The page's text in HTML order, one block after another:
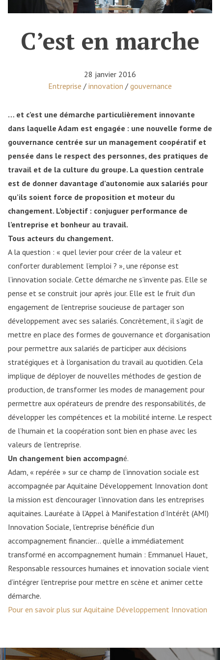
C’est en marche
28 janvier 2016
Posted in
Entreprise / innovation / gouvernance
… et c’est une démarche particulièrement innovante
dans laquelle Adam est engagée : une nouvelle forme de
gouvernance centrée sur un management coopératif et
pensée dans le respect des personnes, des pratiques de
travail et de la culture du groupe. La question centrale
est de donner davantage d’autonomie aux salariés pour
qu’ils soient force de proposition et moteur du
changement. L’objectif : conjuguer performance de
l’entreprise et bonheur au travail.
Tous acteurs du changement.
A la question : « quel levier pour créer de la valeur et
conforter durablement l’emploi ? », une réponse est
l’innovation sociale. Cette démarche ne s’invente pas. Elle se
pense et se construit jour après jour. Elle est le fruit d’un
engagement de l’entreprise soucieuse de partager son
développement avec ses salariés. Concrètement, il s’agit de
mettre en place des formes de gouvernance et d’organisation
pour permettre aux salariés de participer aux décisions
stratégiques et à l’organisation du travail au quotidien. Cela
implique de déployer de nouvelles méthodes de gestion de
production, de transformer les modes de management pour
permettre aux opérateurs de prendre des responsabilités, de
développer les compétences et la mobilité interne. Le respect
de l’humain et la coopération sont bien en phase avec les
valeurs de l’entreprise.
Un changement bien accompagné.
Adam, « repérée » sur ce champ de l’innovation sociale est
accompagnée par Aquitaine Développement Innovation dont
la mission est d’encourager l’innovation dans les entreprises
aquitaines. Lauréate à l’Appel à Manifestation d’Intérêt (AMI)
Innovation Sociale, l’entreprise bénéficie d’un
accompagnement financier… qu’elle a immédiatement
transformé en accompagnement humain : Emmanuel Hauet,
Responsable ressources humaines et innovation sociale vient
d’intégrer l’entreprise pour mettre en scène et animer cette
démarche.
Pour en savoir plus sur Aquitaine Développement Innovation